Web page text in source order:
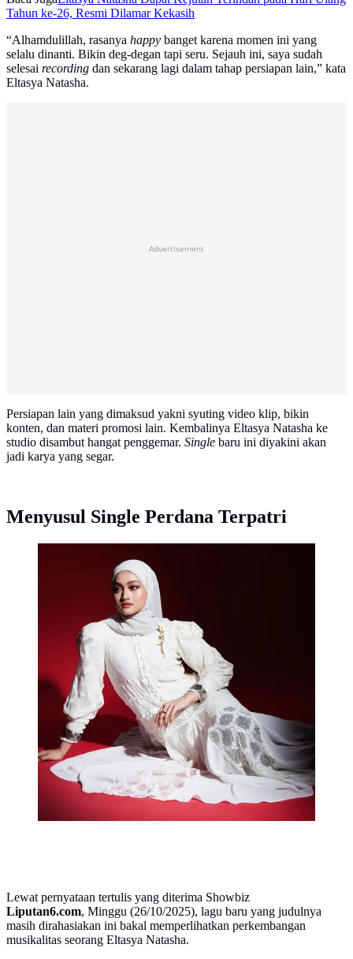
Tahun ke-26, Resmi Dilamar Kekasih
“Alhamdulillah, rasanya happy banget karena momen ini yang
selalu dinanti. Bikin deg-degan tapi seru. Sejauh ini, saya sudah
selesai recording dan sekarang lagi dalam tahap persiapan lain,” kata
Eltasya Natasha.
Advertisement
Persiapan lain yang dimaksud yakni syuting video klip, bikin
konten, dan materi promosi lain. Kembalinya Eltasya Natasha ke
studio disambut hangat penggemar. Single baru ini diyakini akan
jadi karya yang segar.
Menyusul Single Perdana Terpatri
siapkan single baru. Beberapa bulan sebelumnya, ia
mengharu-biru pencinta musik dengan lagu “Terpatri.”
(Foto: Dok. Manajemen Eltasya Natasha)
Lewat pernyataan tertulis yang diterima Showbiz
Liputan6.com, Minggu (26/10/2025), lagu baru yang judulnya
masih dirahasiakan ini bakal memperlihatkan perkembangan
musikalitas seorang Eltasya Natasha.